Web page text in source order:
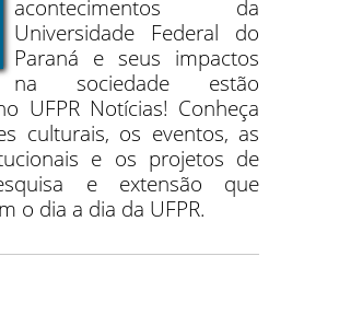
acontecimentos da
Universidade Federal do
Paraná e seus impactos
na sociedade estão
UFPR Notícias! Conheça
culturais, os eventos, as
e os projetos de
e extensão que
o dia a dia da UFPR.